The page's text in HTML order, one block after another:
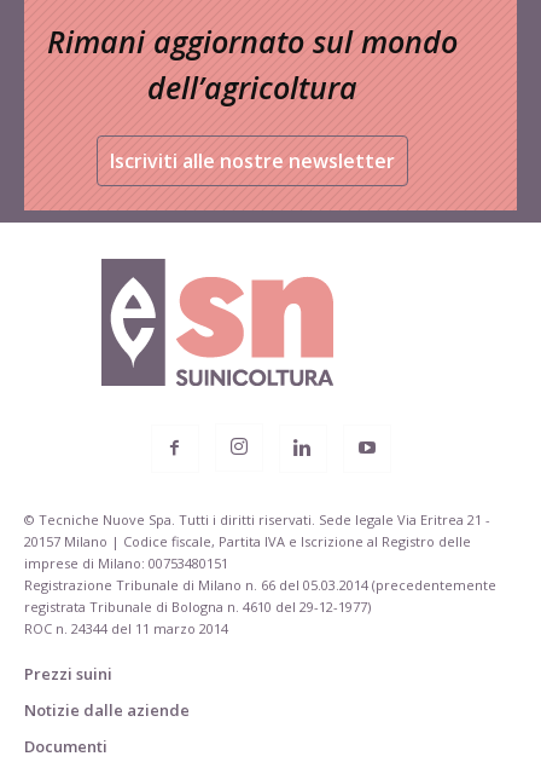
Rimani aggiornato sul mondo
dell’agricoltura
Iscriviti alle nostre newsletter
© Tecniche Nuove Spa. Tutti i diritti riservati. Sede legale Via Eritrea 21 -
20157 Milano | Codice fiscale, Partita IVA e Iscrizione al Registro delle
imprese di Milano: 00753480151
Registrazione Tribunale di Milano n. 66 del 05.03.2014 (precedentemente
registrata Tribunale di Bologna n. 4610 del 29-12-1977)
ROC n. 24344 del 11 marzo 2014
Prezzi suini
Notizie dalle aziende
Documenti